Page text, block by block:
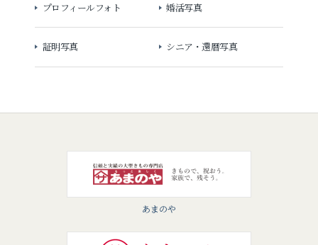
プロフィールフォト 婚活写真
証明写真 シニア・還暦写真
あまのや